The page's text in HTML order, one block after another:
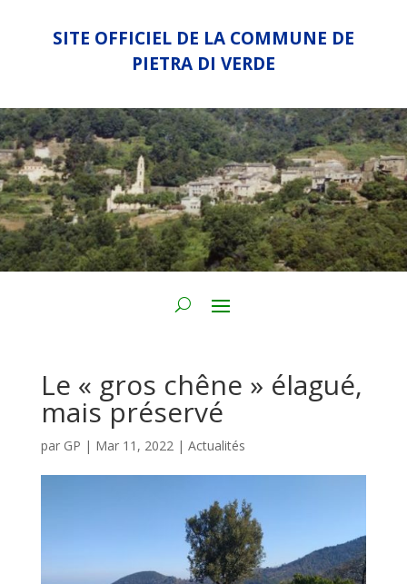
SITE OFFICIEL DE LA COMMUNE DE
PIETRA DI VERDE
Le « gros chêne » élagué,
mais préservé
par GP | Mar 11, 2022| Actualités